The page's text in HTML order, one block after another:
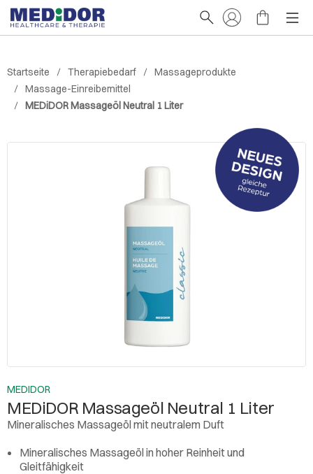
Startseite Therapiebedarf
Massageprodukte
Massage-Einreibemittel
MEDiDOR Massageöl Neutral 1 Liter
MEDIDOR
MEDiDOR Massageöl Neutral 1 Liter
Mineralisches Massageöl mit neutralem Duft
Mineralisches Massageöl in hoher Reinheit und
Gleitfähigkeit